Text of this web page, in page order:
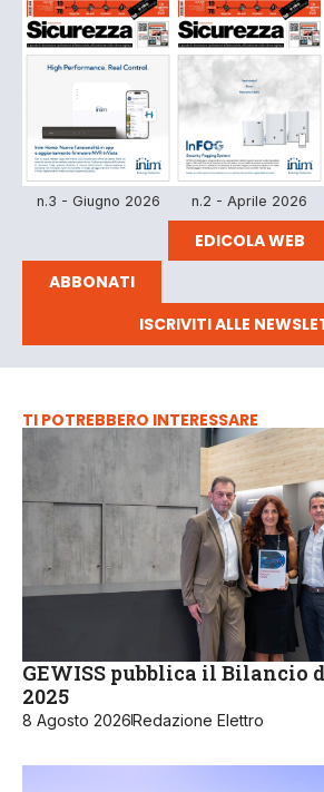
n.3 - Giugno 2026 n.2 - Aprile 2026
EDICOLA WEB
ABBONATI
ISCRIVITI ALLE
TI POTREBBERO INTERESSARE
GEWISS pubblica il Bilancio
2025
8 Agosto 2026Redazione Elettro